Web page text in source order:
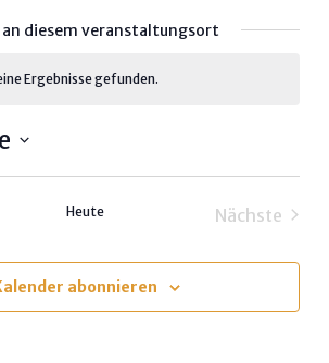
diesem veranstaltungsort
Ergebnisse gefunden.
Heute
Nächste
abonnieren